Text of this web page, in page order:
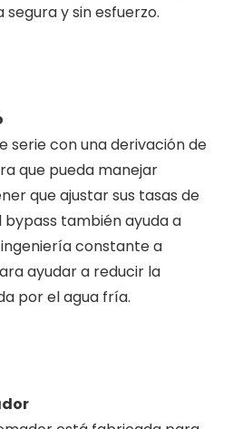
segura y sin esfuerzo.
serie con una derivación de
que pueda manejar
que ajustar sus tasas de
bypass también ayuda a
constante a
ayudar a reducir la
por el agua fría.